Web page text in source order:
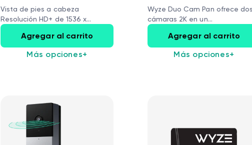
Vista de pies a cabeza
Resolución HD+ de 1536 x...
Agregar al carrito
Más opciones+
Wyze Duo Cam Pan ofrece dos
cámaras 2K en un...
Agregar al carrito
Más opciones+
Cámara Wyze v4
More options
44,98 US$
Add to cart
More options